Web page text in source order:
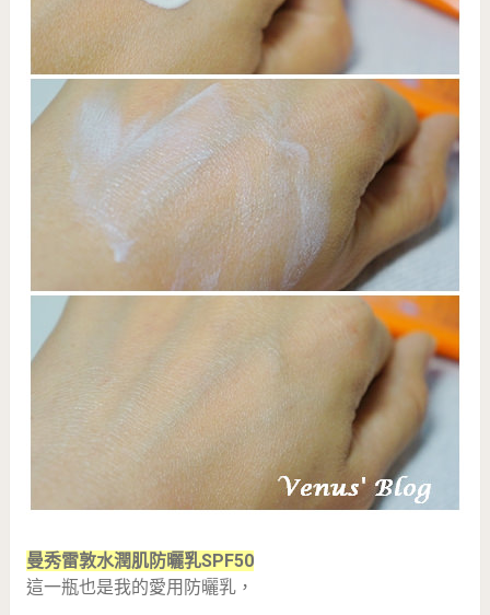
曼秀雷敦水潤肌防曬乳SPF50
這一瓶也是我的愛用防曬乳，